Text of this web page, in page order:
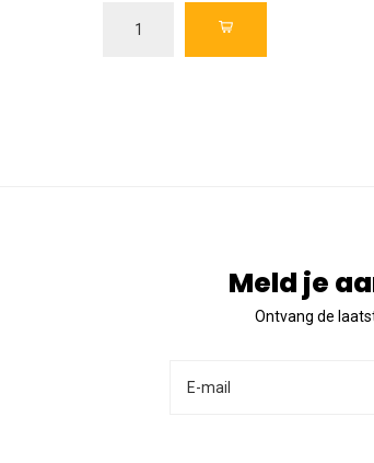
Meld je
Ontvang de